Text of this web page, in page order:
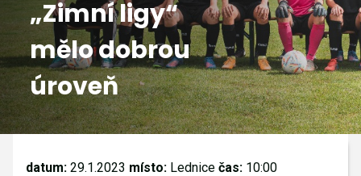
ML. PŘÍPRAVKA
MINI
GALERIE
„Zimní ligy“
mělo dobrou
úroveň
datum: 29.1.2023 místo: Lednice čas: 10:00